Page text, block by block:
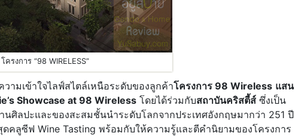
โครงการ “98 WIRELESS”
ามเข้าใจไลฟ์สไตล์เหนือระดับของลูกค้าโครงการ 98 Wireless แสน
’s Showcase at 98 Wireless โดยได้ร่วมกับสถาบันคริสตี้ส์ ซึ่งเป็น
นศิลปะและของสะสมชั้นนำระดับโลกจากประเทศอังกฤษมากว่า 251 ปี
ดคลูซีฟ Wine Tasting พร้อมกับให้ความรู้และตีคำนิยามของโครงการ